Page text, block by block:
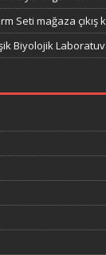
Seti mağaza çıkış
Biyolojik